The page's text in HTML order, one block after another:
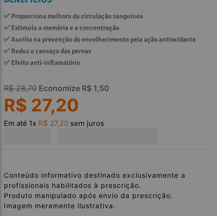
✅ Proporciona melhora da circulação sanguínea
✅ Estimula a memória e a concentração
✅ Auxilia na prevenção do envelhecimento pela ação antioxidante
✅ Reduz o cansaço das pernas
✅ Efeito anti-inflamatório
R$ 28,70 Economize R$ 1,50
R$ 27,20
Em até 1x R$ 27,20 sem juros
Conteúdo informativo destinado exclusivamente a
profissionais habilitados à prescrição.
Produto manipulado após envio da prescrição.
Imagem meramente ilustrativa.